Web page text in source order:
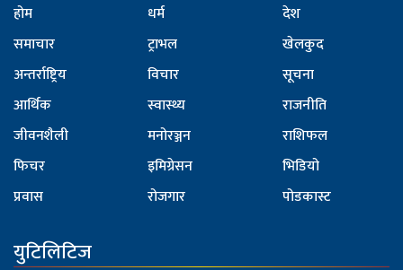
होम
समाचार
अन्तर्राष्ट्रिय
आर्थिक
जीवनशैली
फिचर
प्रवास
धर्म
ट्राभल
विचार
स्वास्थ्य
मनोरञ्जन
इमिग्रेसन
रोजगार
देश
खेलकुद
सूचना
राजनीति
राशिफल
भिडियो
पोडकास्ट
युटिलिटिज